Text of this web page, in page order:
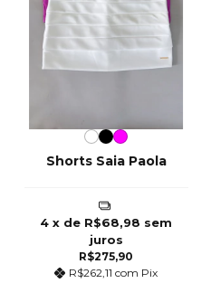
Shorts Saia Paola
R$275,90
R$262,11com Pix
4 x de R$68,98 sem
juros